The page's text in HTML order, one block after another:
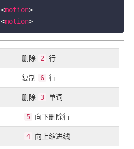
<motion>
<motion>
删除 2 行
复制 6 行
删除 3 单词
5 向下删除行
4 向上缩进线